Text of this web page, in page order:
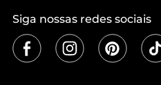
Siga nossas redes sociais